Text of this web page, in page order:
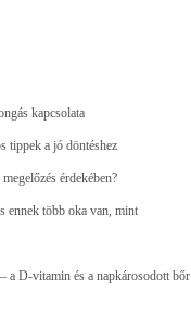
kapcsolata
tippek a jó döntéshez
érdekében?
ennek több oka van, mint
a D-vitamin és a napkárosodott bőr